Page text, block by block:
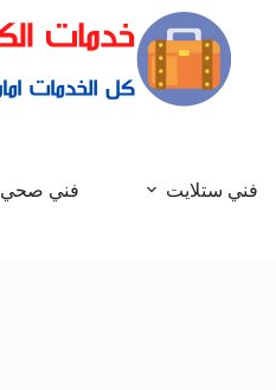
فني ستلايت فني صحي